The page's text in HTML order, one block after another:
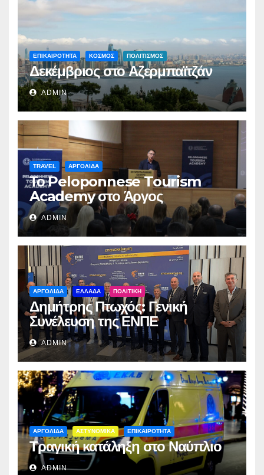
ΕΠΙΚΑΙΡΟΤΗΤΑ ΚΟΣΜΟΣ ΠΟΛΙΤΙΣΜΟΣ
Δεκέμβριος στο Αζερμπαϊτζάν
ADMIN
TRAVEL ΑΡΓΟΛΙΔΑ
Το Peloponnese Tourism
Academy στο Άργος
ADMIN
ΑΡΓΟΛΙΔΑ ΕΛΛΑΔΑ ΠΟΛΙΤΙΚΗ
Δημήτρης Πτωχός: Γενική
Συνέλευση της ΕΝΠΕ
ADMIN
ΑΡΓΟΛΙΔΑ ΑΣΤΥΝΟΜΙΚΑ ΕΠΙΚΑΙΡΟΤΗΤΑ
Τραγική κατάληξη στο Ναύπλιο
ADMIN